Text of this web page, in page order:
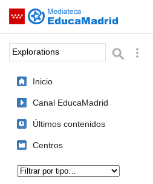
Saltar navegación
Palabra o frase:
Inicio
Canal EducaMadrid
Últimos contenidos
Centros